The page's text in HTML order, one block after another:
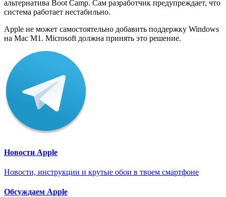
альтернатива Boot Camp. Сам разработчик предупреждает, что
система работает нестабильно.
Apple не может самостоятельно добавить поддержку Windows
на Mac M1. Microsoft должна принять это решение.
Новости Apple
Новости, инструкции и крутые обои в твоем смартфоне
Обсуждаем Apple